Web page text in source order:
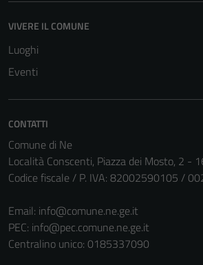
VIVERE IL COMUNE
Luoghi
Eventi
CONTATTI
Comune di Ne
Località Conscenti, Piazza dei Mosto, 2 -
Codice fiscale / P. IVA: 82002590105 /
Email: info@comune.ne.ge.it
PEC: info@pec.comune.ne.ge.it
Centralino unico: 0185337090